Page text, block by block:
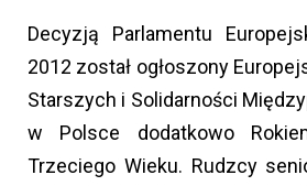
Decyzją Parlamentu
2012 został ogłoszony
Starszych i Solidarności
w Polsce dodatkowo
Trzeciego Wieku. Rudzcy